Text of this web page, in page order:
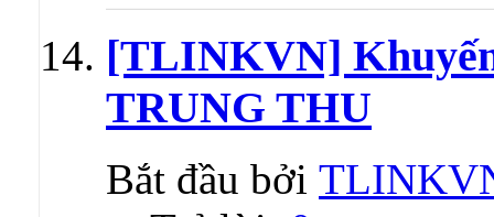
[TLINKVN]
TRUNG THU
Bắt đầu bởi